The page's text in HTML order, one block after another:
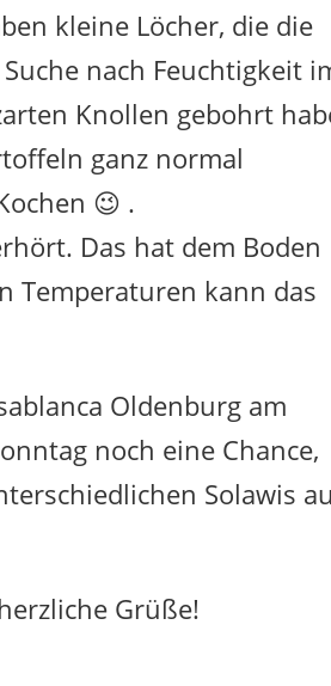
kleine Löcher, die die
nach Feuchtigkeit
Knollen gebohrt
ganz normal
😉 .
Das hat dem Boden
Temperaturen kann das
Oldenburg am
noch eine Chance,
Solawis
Grüße!